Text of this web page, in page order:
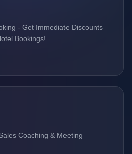
- Get Immediate Discounts
Bookings!
Coaching & Meeting